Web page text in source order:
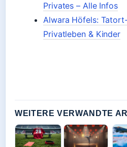
Privates – Alle Infos
Alwara Höfels:
Privatleben & Kinder
WEITERE VERWANDTE